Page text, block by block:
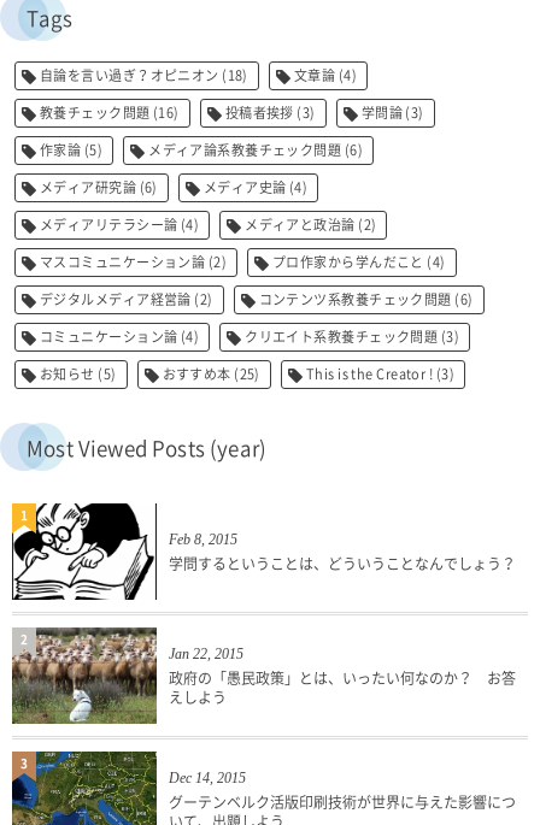
Tags
自論を言い過ぎ？オピニオン (18) 文章論 (4)
教養チェック問題 (16) 投稿者挨拶 (3) 学問論(3)
作家論 (5) メディア論系教養チェック問題 (6)
メディア研究論 (6) メディア史論 (4)
メディアリテラシー論 (4) メディアと政治論 (2)
マスコミュニケーション論 (2) プロ作家から学んだこと (4)
デジタルメディア経営論 (2) コンテンツ系教養チェック問題 (6)
コミュニケーション論 (4) クリエイト系教養チェック問題 (3)
お知らせ (5) おすすめ本 (25) This is the Creator ! (3)
Most Viewed Posts (year)
Feb 8, 2015
学問するということは、どういうことなんでしょう？
1
Jan 22, 2015
政府の「愚民政策」とは、いったい何なのか？ お答
えしよう
2
Dec 14, 2015
グーテンベルク活版印刷技術が世界に与えた影響につ
3